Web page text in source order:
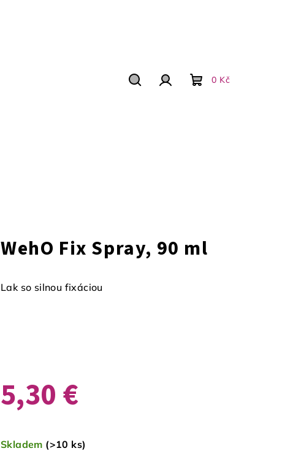
0 Kč
WehO Fix Spray, 90 ml
Lak so silnou fixáciou
5,30 €
cena:
Skladem (>10 ks)